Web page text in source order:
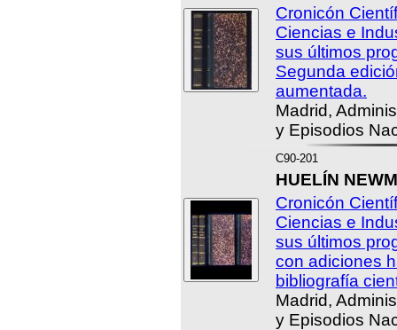
Cronicón
Ciencias e
sus últimos
Segunda
aumentada.
Madrid,
y Episodios
C90-201
HUELÍN
Cronicón
Ciencias e
sus últimos
con adiciones
bibliografía
Madrid,
y Episodios